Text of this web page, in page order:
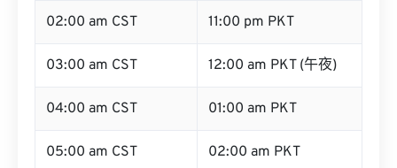
02:00 am CST 11:00 pm PKT
03:00 am CST 12:00 am PKT (午夜)
04:00 am CST 01:00 am PKT
05:00 am CST 02:00 am PKT